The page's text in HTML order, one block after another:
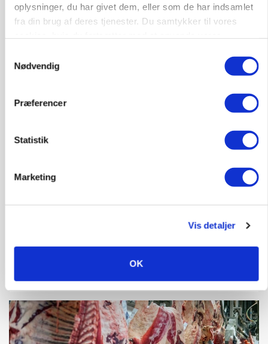
oplysninger, du har givet dem, eller som de har indsamlet
fra din brug af deres tjenester. Du samtykker til vores
Nødvendig
Præferencer
Statistik
Marketing
Vis detaljer
OK
Snart kan man søge tilskud til naturprojekter
Før såmaskinen kører: Her er efterårets største
skadedyrsrisici